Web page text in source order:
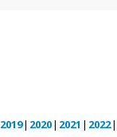
2019 2020 2021 2022